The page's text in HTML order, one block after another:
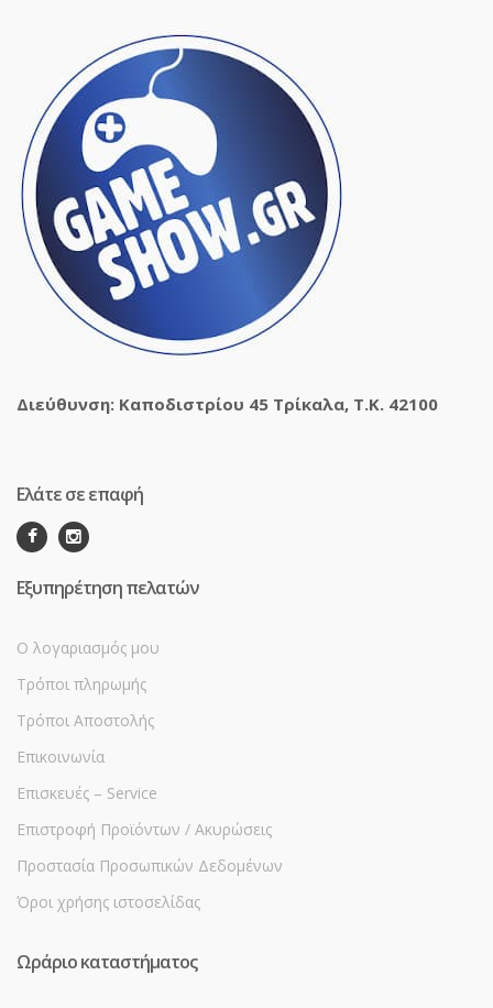
Διεύθυνση: Καποδιστρίου 45 Τρίκαλα, Τ.Κ. 42100
Ελάτε σε επαφή
Εξυπηρέτηση πελατών
Ο λογαριασμός μου
Τρόποι πληρωμής
Τρόποι Αποστολής
Επικοινωνία
Επισκευές – Service
Επιστροφή Προϊόντων / Ακυρώσεις
Προστασία Προσωπικών Δεδομένων
Όροι χρήσης ιστοσελίδας
Ωράριο καταστήματος